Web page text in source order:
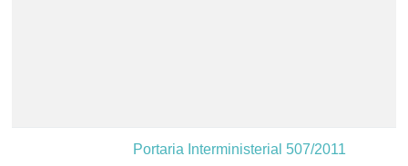
Portaria Interministerial 507/2011